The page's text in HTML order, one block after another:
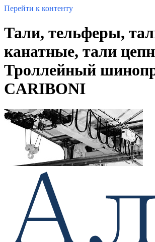
Перейти к контенту
Тали, тельферы,
канатные, тали
Троллейный
CARIBONI